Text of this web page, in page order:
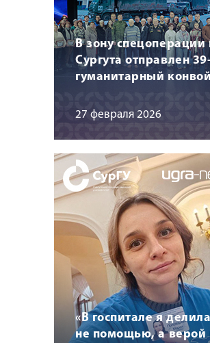
В зону спецоперации
Сургута отправлен
гуманитарный конвой
27 февраля 2026
«В госпитале я
не помощью, а верой